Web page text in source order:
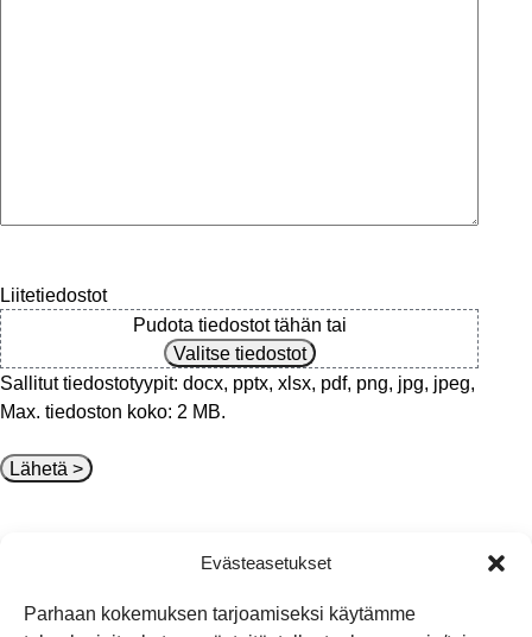
Evästeasetukset
Parhaan kokemuksen tarjoamiseksi käytämme
Liitetiedostot
Pudota tiedostot tähän tai
Valitse tiedostot
Sallitut tiedostotyypit: docx, pptx, xlsx, pdf, png, jpg, jpeg,
Max. tiedoston koko: 2 MB.
Lähetä >